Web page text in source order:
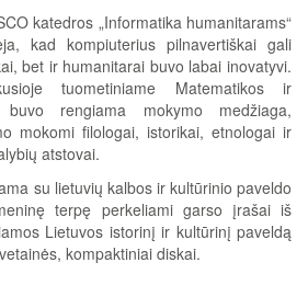
katedros „Informatika humanitarams“
kad kompiuterius pilnavertiškai gali
bet ir humanitarai buvo labai inovatyvi.
tuometiniame Matematikos ir
buvo rengiama mokymo medžiaga,
mokomi filologai, istorikai, etnologai ir
atstovai.
su lietuvių kalbos ir kultūrinio paveldo
terpę perkeliami garso įrašai iš
Lietuvos istorinį ir kultūrinį paveldą
kompaktiniai diskai.